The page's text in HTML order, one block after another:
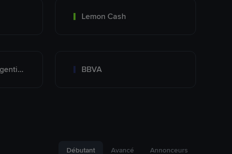
Lemon Cash
Banco Santander Argentina BBVA
Débutant Avancé Annonceurs